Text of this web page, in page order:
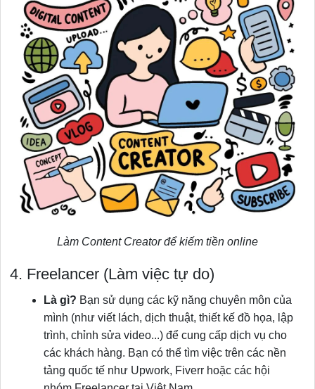
Làm Content Creator để kiếm tiền online
4. Freelancer (Làm việc tự do)
Là gì? Bạn sử dụng các kỹ năng chuyên môn của
mình (như viết lách, dịch thuật, thiết kế đồ họa, lập
trình, chỉnh sửa video...) để cung cấp dịch vụ cho
các khách hàng. Bạn có thể tìm việc trên các nền
tảng quốc tế như Upwork, Fiverr hoặc các hội